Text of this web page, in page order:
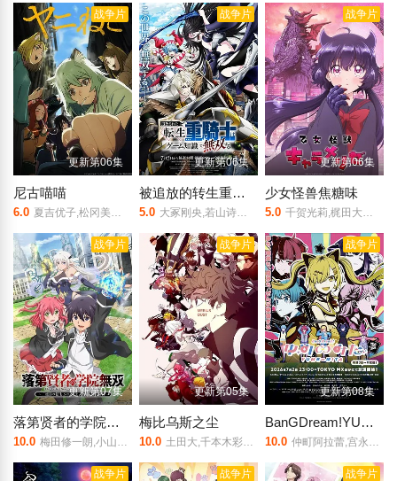
战争片
更新第06集
尼古喵喵
6.0 夏吉优子,松冈美里,船户百合绘,清水彩香,井泽诗织,明智璃子,稻田彻
战争片
更新第06集
被追放的转生重骑士用游戏知识开无双
5.0 大冢刚央,若山诗音,阿部菜摘子
战争片
更新第06集
少女怪兽焦糖味
5.0 千贺光莉,梶田大嗣,关根明良,白石晴香,三石琴乃,小西克幸,松井惠理子
战争片
更新第07集
落第贤者的学院无双 第二回转生，S等级作弊魔术师冒险记
10.0 梅田修一朗,小山内怜央,白石晴香,加藤英美里,平川大辅,东地宏树,福原绫香
战争片
更新第05集
梅比乌斯之尘
10.0 土田大,千本木彩花,盐口量平,本泉莉奈,坂泰斗,三上枝织,松田飒水,广桥凉,桑原由气,福原绫香,德留慎乃佑,市川苍,日野麻里,稗田宁宁,河濑茉希,青山玲菜,猪股慧士,大野智敬,手冢宏通,堀金苍平,森永彩斗,佐藤榛夏,竹中悠斗,厚地彩花,中村光希
战争片
更新第08集
BanGDream!YUME∞MITA
10.0 仲町阿拉蕾,宫永野乃花,峰月律,藤都子,千石由乃
战争片 战争片 战争片